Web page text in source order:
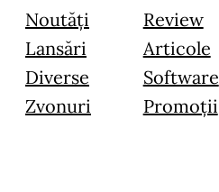
Noutăți
Lansări
Diverse
Zvonuri
Review
Articole
Software
Promoții